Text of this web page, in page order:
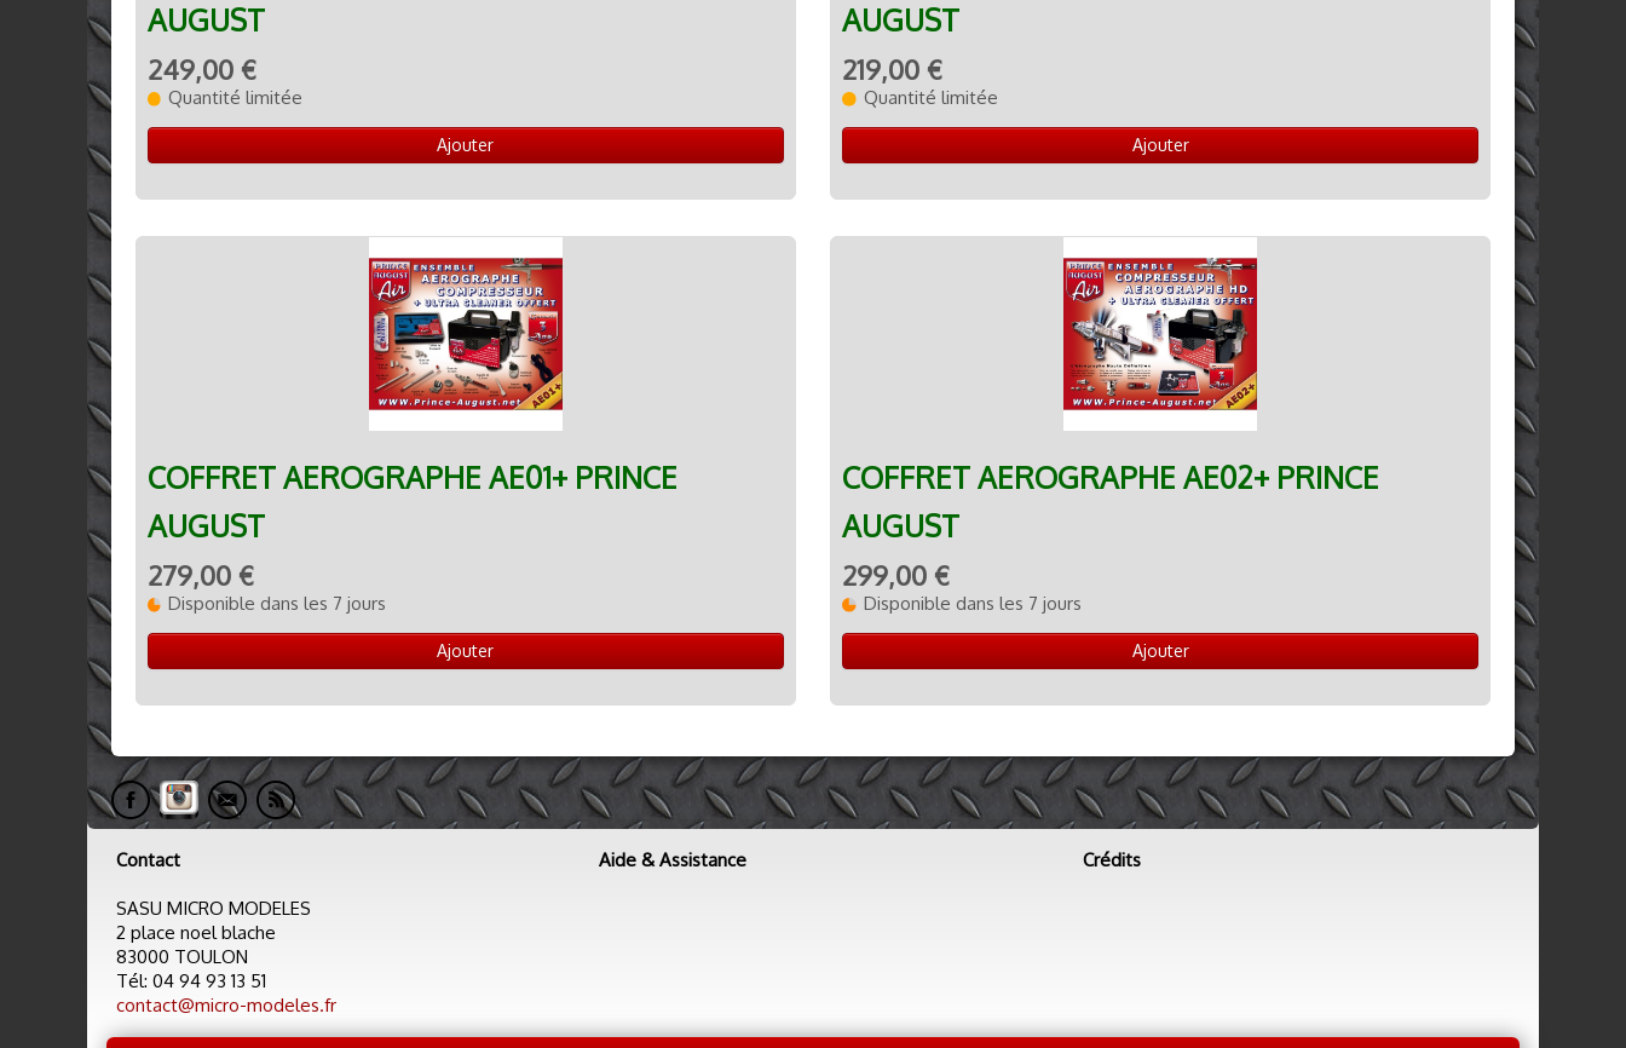
AUGUST
249,00 €
Quantité limitée
Ajouter
AUGUST
219,00 €
Quantité limitée
Ajouter
COFFRET AEROGRAPHE AE01+ PRINCE
AUGUST
279,00 €
Disponible dans les 7 jours
Ajouter
COFFRET AEROGRAPHE AE02+ PRINCE
AUGUST
299,00 €
Disponible dans les 7 jours
Ajouter
Contact
SASU MICRO MODELES
2 place noel blache
83000 TOULON
Tél: 04 94 93 13 51
contact@micro-modeles.fr
Aide & Assistance Crédits